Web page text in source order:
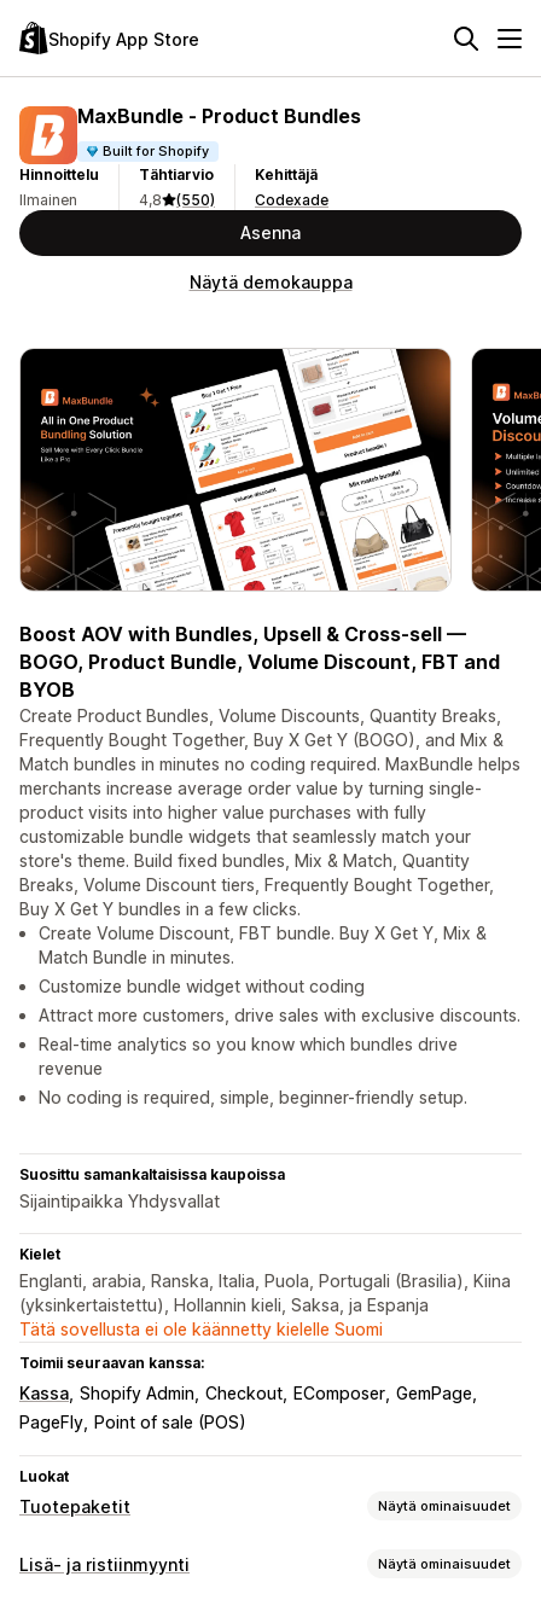
Shopify App Store
MaxBundle ‑ Product Bundles
Built for Shopify
Hinnoittelu
Ilmainen
Tähtiarvio
4,8
(550)
Kehittäjä
Codexade
Asenna
Näytä demokauppa
Boost AOV with Bundles, Upsell & Cross-sell —
BOGO, Product Bundle, Volume Discount, FBT and
BYOB
Create Product Bundles, Volume Discounts, Quantity Breaks,
Frequently Bought Together, Buy X Get Y (BOGO), and Mix &
Match bundles in minutes no coding required. MaxBundle helps
merchants increase average order value by turning single-
product visits into higher value purchases with fully
customizable bundle widgets that seamlessly match your
store's theme. Build fixed bundles, Mix & Match, Quantity
Breaks, Volume Discount tiers, Frequently Bought Together,
Buy X Get Y bundles in a few clicks.
Create Volume Discount, FBT bundle. Buy X Get Y, Mix &
Match Bundle in minutes.
Customize bundle widget without coding
Attract more customers, drive sales with exclusive discounts.
Real-time analytics so you know which bundles drive
revenue
No coding is required, simple, beginner-friendly setup.
Suosittu samankaltaisissa kaupoissa
Sijaintipaikka Yhdysvallat
Kielet
Englanti, arabia, Ranska, Italia, Puola, Portugali (Brasilia), Kiina
(yksinkertaistettu), Hollannin kieli, Saksa, ja Espanja
Tätä sovellusta ei ole käännetty kielelle Suomi
Toimii seuraavan kanssa:
Kassa Shopify Admin Checkout EComposer GemPage
PageFly
Point of sale (POS)
Luokat
Tuotepaketit Näytä ominaisuudet
Tuotepakettityypit
Lisä- ja ristiinmyynti Näytä ominaisuudet